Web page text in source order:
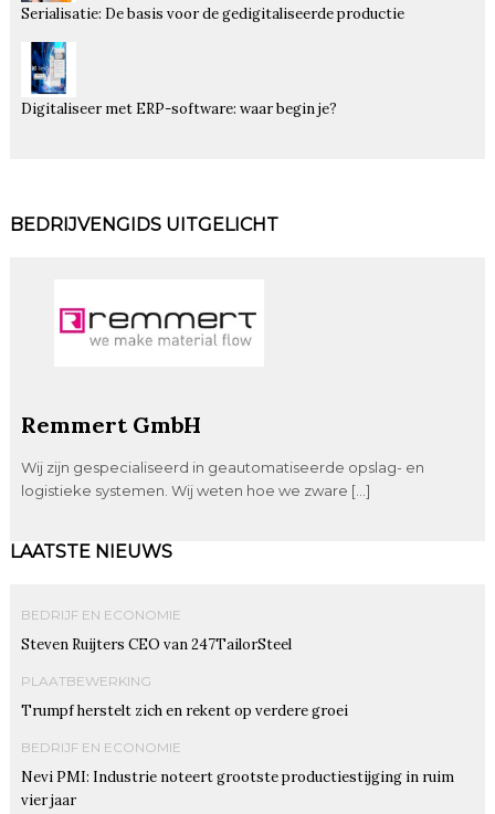
Serialisatie: De basis voor de gedigitaliseerde productie
Digitaliseer met ERP-software: waar begin je?
BEDRIJVENGIDS UITGELICHT
Remmert GmbH
Wij zijn gespecialiseerd in geautomatiseerde opslag- en
logistieke systemen. Wij weten hoe we zware […]
LAATSTE NIEUWS
BEDRIJF EN ECONOMIE
Steven Ruijters CEO van 247TailorSteel
PLAATBEWERKING
Trumpf herstelt zich en rekent op verdere groei
BEDRIJF EN ECONOMIE
Nevi PMI: Industrie noteert grootste productiestijging in ruim
vier jaar